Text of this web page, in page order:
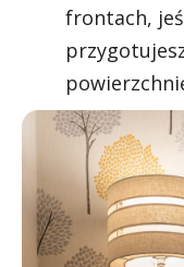
frontach,